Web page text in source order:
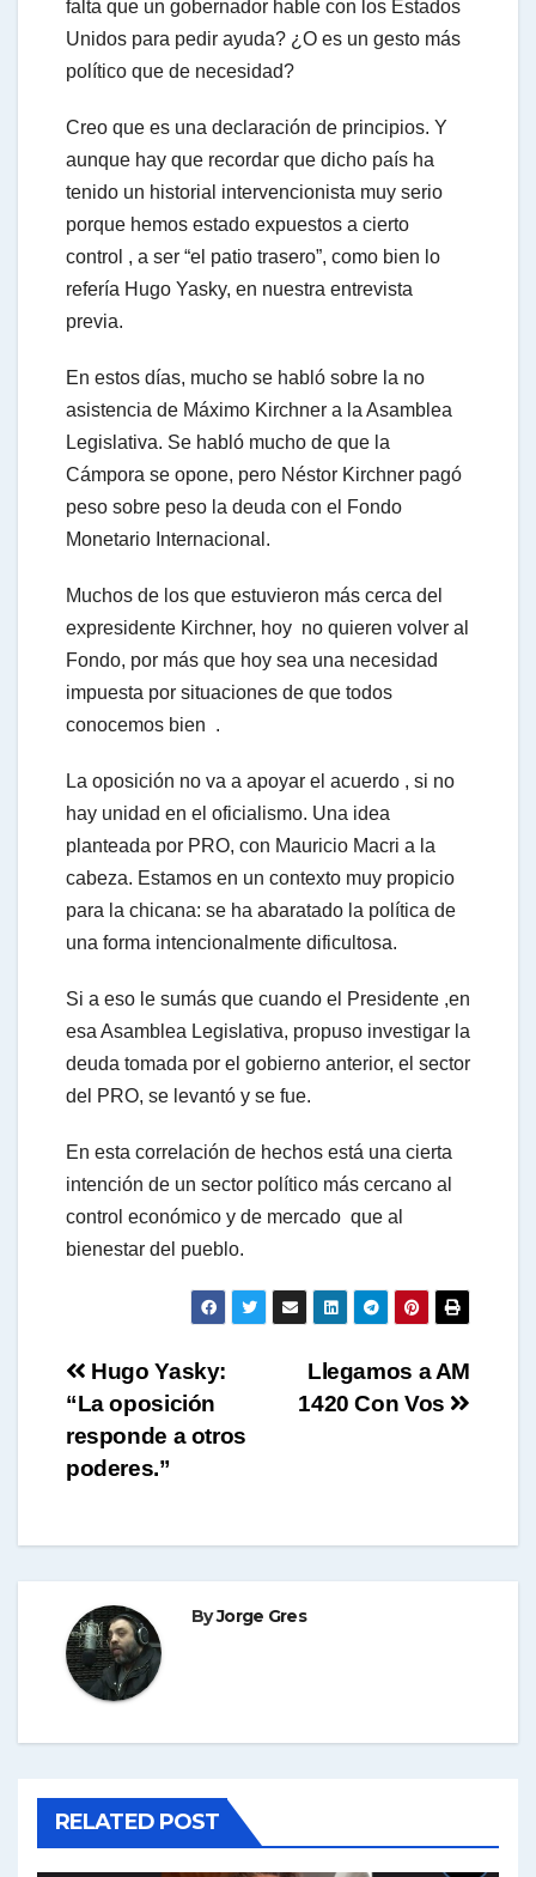
falta que un gobernador hable con los Estados
Unidos para pedir ayuda? ¿O es un gesto más
político que de necesidad?
Creo que es una declaración de principios. Y
aunque hay que recordar que dicho país ha
tenido un historial intervencionista muy serio
porque hemos estado expuestos a cierto
control , a ser “el patio trasero”, como bien lo
refería Hugo Yasky, en nuestra entrevista
previa.
En estos días, mucho se habló sobre la no
asistencia de Máximo Kirchner a la Asamblea
Legislativa. Se habló mucho de que la
Cámpora se opone, pero Néstor Kirchner pagó
peso sobre peso la deuda con el Fondo
Monetario Internacional.
Muchos de los que estuvieron más cerca del
expresidente Kirchner, hoy no quieren volver al
Fondo, por más que hoy sea una necesidad
impuesta por situaciones de que todos
conocemos bien .
La oposición no va a apoyar el acuerdo , si no
hay unidad en el oficialismo. Una idea
planteada por PRO, con Mauricio Macri a la
cabeza. Estamos en un contexto muy propicio
para la chicana: se ha abaratado la política de
una forma intencionalmente dificultosa.
Si a eso le sumás que cuando el Presidente ,en
esa Asamblea Legislativa, propuso investigar la
deuda tomada por el gobierno anterior, el sector
del PRO, se levantó y se fue.
En esta correlación de hechos está una cierta
intención de un sector político más cercano al
control económico y de mercado que al
bienestar del pueblo.
Navegación
de
entradas
Llegamos a AM
1420 Con Vos
Hugo Yasky:
“La oposición
responde a otros
poderes.”
ByJorge Gres
RELATED POST